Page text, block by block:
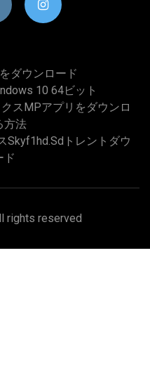
ダウンロード
10 64ビット
スMPアプリをダウンロ
方法
skyf1hd.sdトレントダウ
ド
rights reserved